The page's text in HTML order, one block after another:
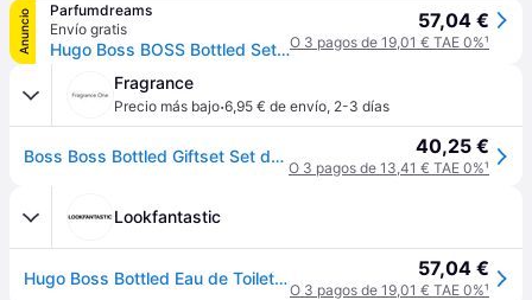
Anuncio
Parfumdreams
Envío gratis
Hugo Boss BOSS Bottled Set de regalo Perfumes para hombre Hombre
57,04 €
O 3 pagos de 19,01 € TAE 0%¹
Fragrance
Precio más bajo·6,95 € de envío, 2-3 días
Boss Boss Bottled Giftset Set de regalo Set de regalo 200 ml Hombre 40,25 €
O 3 pagos de 13,41 € TAE 0%¹
Lookfantastic
Hugo Boss Bottled Eau de Toilette 50ml Gift Set 57,04 €
O 3 pagos de 19,01 € TAE 0%¹